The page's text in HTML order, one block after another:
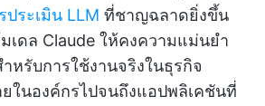
ประเมิน LLM ที่ชาญฉลาดยิ่งขึ้น
เดล Claude ให้คงความแม่นยำ
หรับการใช้งานจริงในธุรกิจ
ในองค์กรไปจนถึงแอปพลิเคชันที่